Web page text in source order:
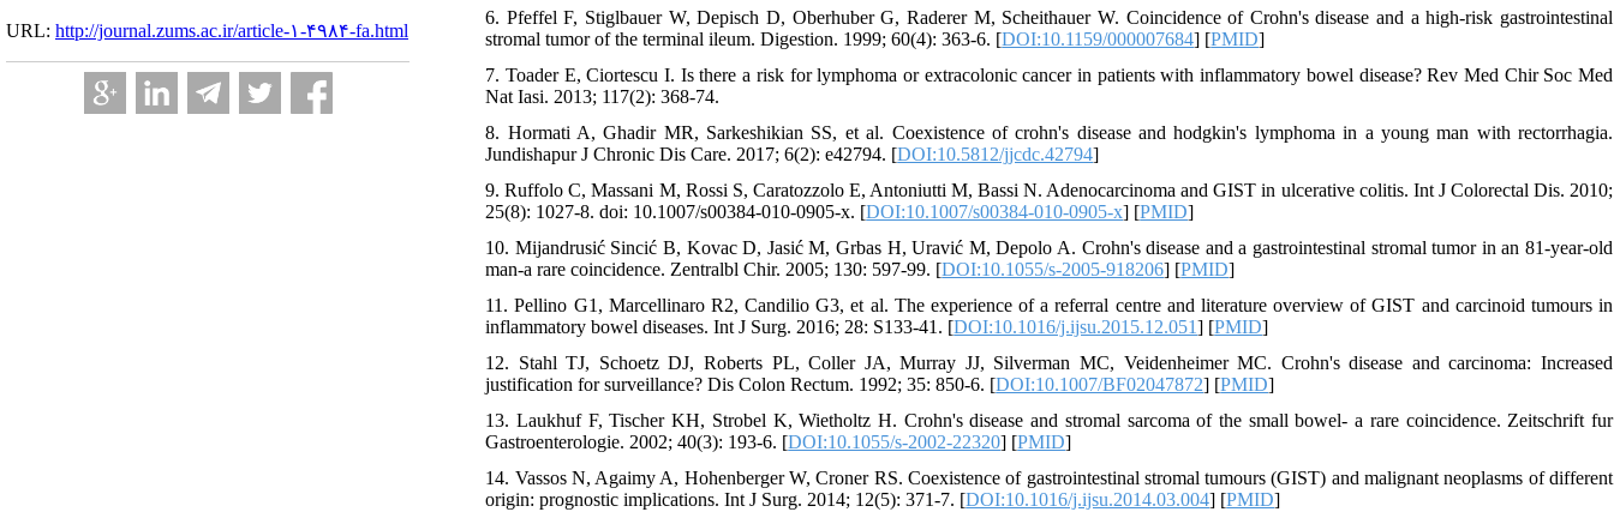
URL: http://journal.zums.ac.ir/article-۱-۴۹۸۴-fa.html
6. Pfeffel F, Stiglbauer W, Depisch D, Oberhuber G, Raderer M, Scheithauer W. Coincidence of Crohn's disease and a high-risk gastrointestinal
stromal tumor of the terminal ileum. Digestion. 1999; 60(4): 363-6. [DOI:10.1159/000007684] [PMID]
7. Toader E, Ciortescu I. Is there a risk for lymphoma or extracolonic cancer in patients with inflammatory bowel disease? Rev Med Chir Soc Med
Nat Iasi. 2013; 117(2): 368-74.
8. Hormati A, Ghadir MR, Sarkeshikian SS, et al. Coexistence of crohn's disease and hodgkin's lymphoma in a young man with rectorrhagia.
Jundishapur J Chronic Dis Care. 2017; 6(2): e42794. [DOI:10.5812/jjcdc.42794]
9. Ruffolo C, Massani M, Rossi S, Caratozzolo E, Antoniutti M, Bassi N. Adenocarcinoma and GIST in ulcerative colitis. Int J Colorectal Dis. 2010;
25(8): 1027-8. doi: 10.1007/s00384-010-0905-x. [DOI:10.1007/s00384-010-0905-x] [PMID]
10. Mijandrusić Sincić B, Kovac D, Jasić M, Grbas H, Uravić M, Depolo A. Crohn's disease and a gastrointestinal stromal tumor in an 81-year-old
man-a rare coincidence. Zentralbl Chir. 2005; 130: 597-99. [DOI:10.1055/s-2005-918206] [PMID]
11. Pellino G1, Marcellinaro R2, Candilio G3, et al. The experience of a referral centre and literature overview of GIST and carcinoid tumours in
inflammatory bowel diseases. Int J Surg. 2016; 28: S133-41. [DOI:10.1016/j.ijsu.2015.12.051] [PMID]
12. Stahl TJ, Schoetz DJ, Roberts PL, Coller JA, Murray JJ, Silverman MC, Veidenheimer MC. Crohn's disease and carcinoma: Increased
justification for surveillance? Dis Colon Rectum. 1992; 35: 850-6. [DOI:10.1007/BF02047872] [PMID]
13. Laukhuf F, Tischer KH, Strobel K, Wietholtz H. Crohn's disease and stromal sarcoma of the small bowel- a rare coincidence. Zeitschrift fur
Gastroenterologie. 2002; 40(3): 193-6. [DOI:10.1055/s-2002-22320] [PMID]
14. Vassos N, Agaimy A, Hohenberger W, Croner RS. Coexistence of gastrointestinal stromal tumours (GIST) and malignant neoplasms of different
origin: prognostic implications. Int J Surg. 2014; 12(5): 371-7. [DOI:10.1016/j.ijsu.2014.03.004] [PMID]